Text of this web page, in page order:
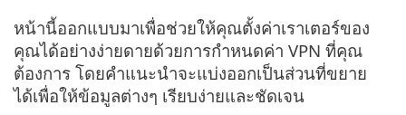
หน้านี้ออกแบบมาเพื่อช่วยให้คุณตั้งค่าเราเตอร์ของ
คุณได้อย่างง่ายดายด้วยการกำหนดค่า VPN ที่คุณ
ต้องการ โดยคำแนะนำจะแบ่งออกเป็นส่วนที่ขยาย
ได้เพื่อให้ข้อมูลต่างๆ เรียบง่ายและชัดเจน